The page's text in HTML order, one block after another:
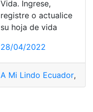
Vida. Ingrese,
registre o actualice
su hoja de vida
28/04/2022
A Mi Lindo Ecuador,